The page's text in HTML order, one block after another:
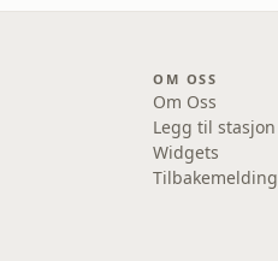
OM OSS
Om Oss
Legg til stasjon
Widgets
Tilbakemelding